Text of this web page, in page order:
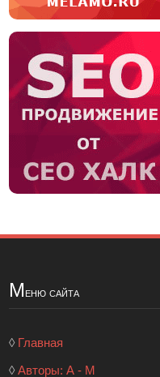
Меню сайта
◊ Главная
◊Авторы: А - М